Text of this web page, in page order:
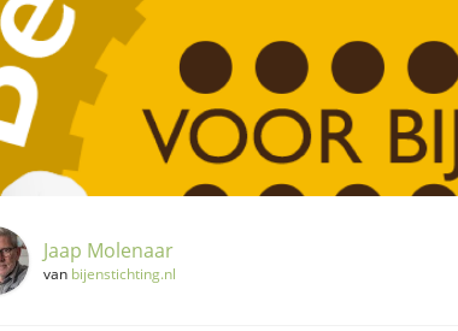
Jaap Molenaar
van bijenstichting.nl